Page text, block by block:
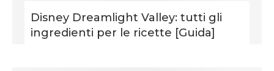
Disney Dreamlight Valley: tutti gli
ingredienti per le ricette [Guida]